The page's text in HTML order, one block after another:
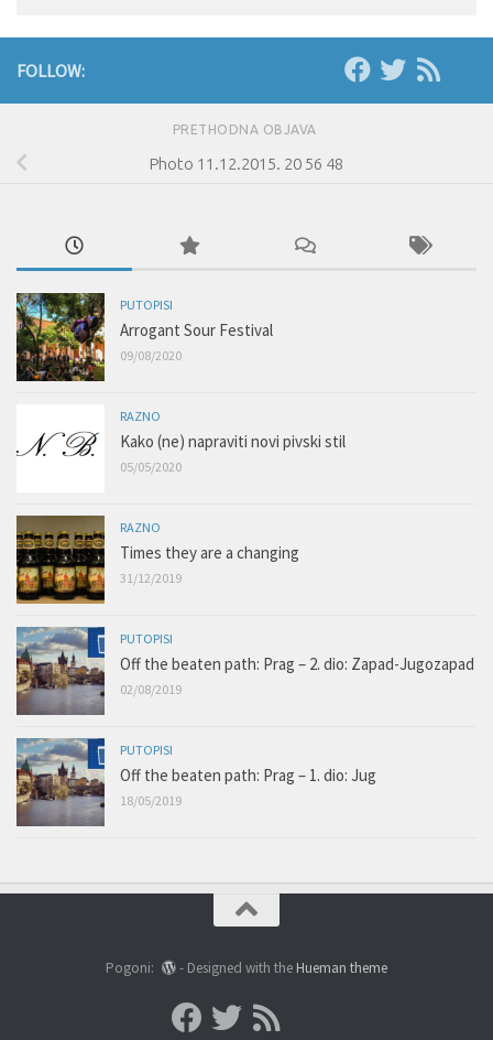
FOLLOW:
PRETHODNA OBJAVA
Photo 11.12.2015. 20 56 48
PUTOPISI
Arrogant Sour Festival
09/08/2020
RAZNO
Kako (ne) napraviti novi pivski stil
05/05/2020
RAZNO
Times they are a changing
31/12/2019
PUTOPISI
Off the beaten path: Prag – 2. dio: Zapad-Jugozapad
02/08/2019
PUTOPISI
Off the beaten path: Prag – 1. dio: Jug
18/05/2019
Pogoni: - Designed with the Hueman theme